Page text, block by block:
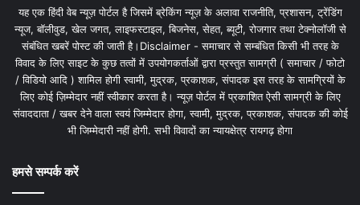
यह एक हिंदी वेब न्यूज़ पोर्टल है जिसमें ब्रेकिंग न्यूज़ के अलावा राजनीति, प्रशासन, ट्रेंडिंग
न्यूज, बॉलीवुड, खेल जगत, लाइफस्टाइल, बिजनेस, सेहत, ब्यूटी, रोजगार तथा टेक्नोलॉजी से
संबंधित खबरें पोस्ट की जाती है।Disclaimer - समाचार से सम्बंधित किसी भी तरह के
विवाद के लिए साइट के कुछ तत्वों में उपयोगकर्ताओं द्वारा प्रस्तुत सामग्री ( समाचार / फोटो
/ विडियो आदि ) शामिल होगी स्वामी, मुद्रक, प्रकाशक, संपादक इस तरह के सामग्रियों के
लिए कोई ज़िम्मेदार नहीं स्वीकार करता है। न्यूज़ पोर्टल में प्रकाशित ऐसी सामग्री के लिए
संवाददाता / खबर देने वाला स्वयं जिम्मेदार होगा, स्वामी, मुद्रक, प्रकाशक, संपादक की कोई
भी जिम्मेदारी नहीं होगी. सभी विवादों का न्यायक्षेत्र रायगढ़ होगा
हमसे सम्पर्क करें